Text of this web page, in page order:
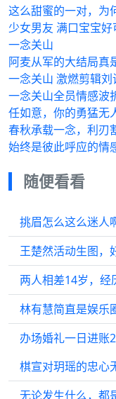
这么甜蜜的一对，为
少女男友 满口宝宝
一念关山
阿麦从军的大结局真
一念关山 激燃剪辑刘
一念关山全员情感波
任如意，你的勇猛无
春秋承载一念，利刃
始终是彼此呼应的情
随便看看
挑眉怎么这么迷人
王楚然活动生图，
办场婚礼一日进账
无论发生什么，都